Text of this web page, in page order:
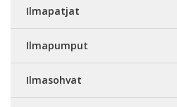
Ilmapatjat
Ilmapumput
Ilmasohvat